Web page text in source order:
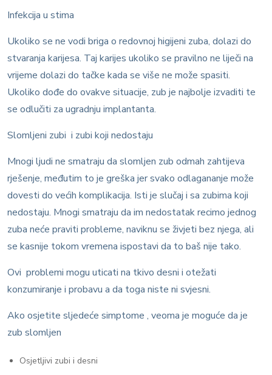
Infekcija u stima
Ukoliko se ne vodi briga o redovnoj higijeni zuba, dolazi do
stvaranja karijesa. Taj karijes ukoliko se pravilno ne liječi na
vrijeme dolazi do tačke kada se više ne može spasiti.
Ukoliko dođe do ovakve situacije, zub je najbolje izvaditi te
se odlučiti za ugradnju implantanta.
Slomljeni zubi i zubi koji nedostaju
Mnogi ljudi ne smatraju da slomljen zub odmah zahtijeva
rješenje, međutim to je greška jer svako odlagananje može
dovesti do većih komplikacija. Isti je slučaj i sa zubima koji
nedostaju. Mnogi smatraju da im nedostatak recimo jednog
zuba neće praviti probleme, naviknu se živjeti bez njega, ali
se kasnije tokom vremena ispostavi da to baš nije tako.
Ovi problemi mogu uticati na tkivo desni i otežati
konzumiranje i probavu a da toga niste ni svjesni.
Ako osjetite sljedeće simptome , veoma je moguće da je
zub slomljen
Osjetljivi zubi i desni